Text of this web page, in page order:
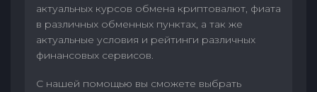
актуальных курсов обмена криптовалют, фиата
в различных обменных пунктах, а так же
актуальные условия и рейтинги различных
финансовых сервисов.
С нашей помощью вы сможете выбрать